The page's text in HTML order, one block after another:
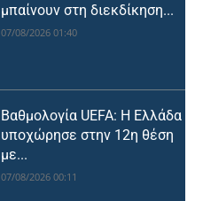
μπαίνουν στη διεκδίκηση...
07/08/2026 01:40
Βαθμολογία UEFA: Η Ελλάδα
υποχώρησε στην 12η θέση
με...
07/08/2026 00:11